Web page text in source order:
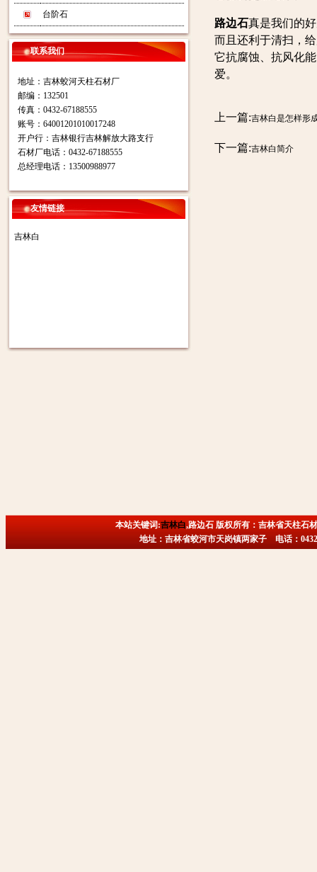
台阶石
联系我们
地址：吉林蛟河天柱石材厂
邮编：132501
传真：0432-67188555
账号：64001201010017248
开户行：吉林银行吉林解放大路支行
石材厂电话：0432-67188555
总经理电话：13500988977
友情链接
吉林白
路边石真是我们的
而且还利于清扫，
它抗腐蚀、抗风化
爱。
上一篇:吉林白是怎样形
下一篇:吉林白简介
本站关键词:吉林白,路边石 版权所有：吉林省天柱石
地址：吉林省蛟河市天岗镇两家子 电话：